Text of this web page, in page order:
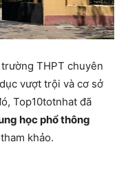
THPT chuyên
vượt trội và cơ sở
Top10totnhat đã
học phổ thông
khảo.